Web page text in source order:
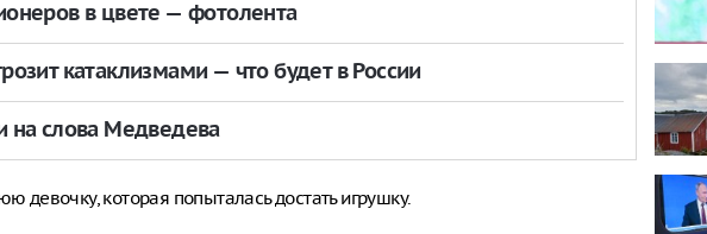
в цвете — фотолента
катаклизмами — что будет в России
на слова Медведева
девочку, которая попыталась достать игрушку.